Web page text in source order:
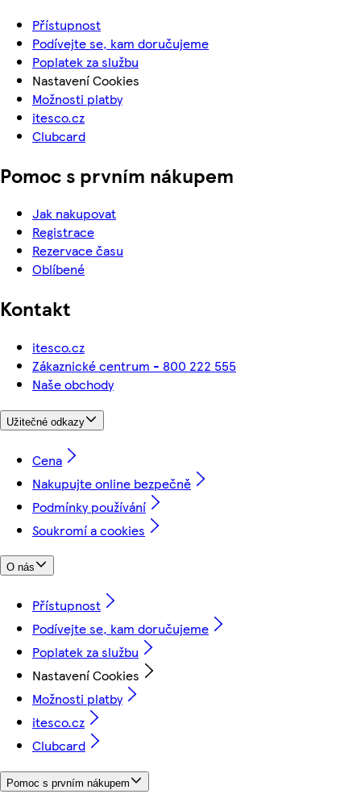
Přístupnost
Podívejte se, kam doručujeme
Poplatek za službu
Nastavení Cookies
Možnosti platby
itesco.cz
Clubcard
Pomoc s prvním nákupem
Jak nakupovat
Registrace
Rezervace času
Oblíbené
Kontakt
itesco.cz
Zákaznické centrum - 800 222 555
Naše obchody
Užitečné odkazy
Cena
Nakupujte online bezpečně
Podmínky používání
Soukromí a cookies
O nás
Přístupnost
Podívejte se, kam doručujeme
Poplatek za službu
Nastavení Cookies
Možnosti platby
itesco.cz
Clubcard
Pomoc s prvním nákupem